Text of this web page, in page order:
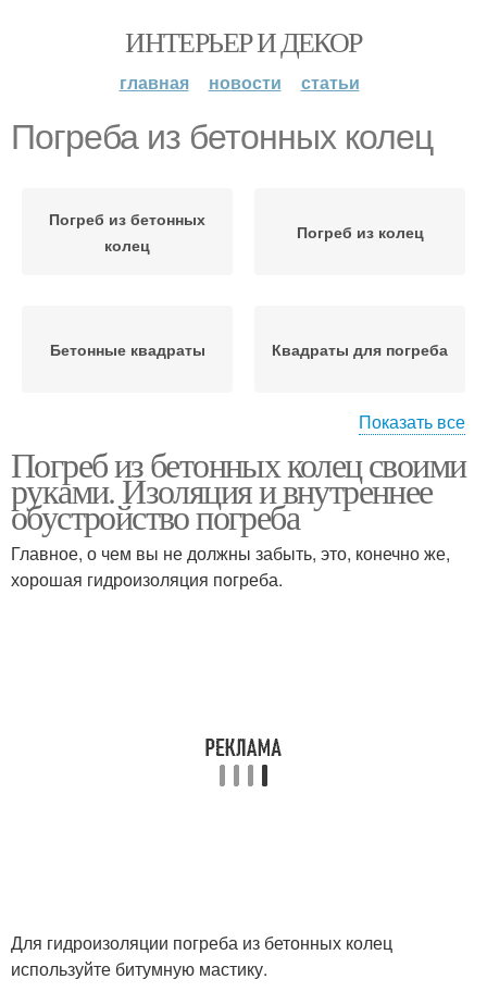
ИНТЕРЬЕР И ДЕКОР
главная новости статьи
Погреба из бетонных колец
Погреб из бетонных
колец
Погреб из колец
Бетонные квадраты Квадраты для погреба
Ям из бетонных колец
Показать все
Погреб из бетонных колец своими
руками. Изоляция и внутреннее
обустройство погреба
Главное, о чем вы не должны забыть, это, конечно же,
хорошая гидроизоляция погреба.
Для гидроизоляции погреба из бетонных колец
используйте битумную мастику.